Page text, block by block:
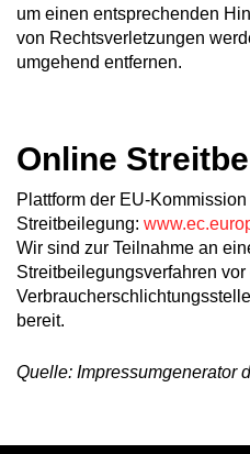
um einen entsprechenden
von Rechtsverletzungen
umgehend entfernen.
Online
Plattform der EU-
Streitbeilegung:
Wir sind zur Teilnahme an
Streitbeilegungsverfahren vor
bereit.
Quelle: Impressumgenerator